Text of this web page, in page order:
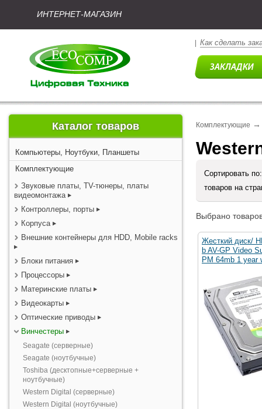
ИНТЕРНЕТ-МАГАЗИН
Как сделать
Каталог товаров
Компьютеры, Ноутбуки, Планшеты
Комплектующие
Звуковые платы, TV-тюнеры, платы
видеомонтажа
Контроллеры, порты
Корпуса
Внешние контейнеры для HDD, Mobile racks
Блоки питания
Процессоры
Материнские платы
Видеокарты
Оптические приводы
Винчестеры
Seagate (серверные)
Seagate (ноутбучные)
Toshiba (десктопные+серверные +
ноутбучные)
Western Digital (серверные)
Western Digital (ноутбучные)
Комплектующие →
Сортировать
товаров на
Выбрано
Жесткий диск/
b AV-GP Video
PM 64mb 1 year